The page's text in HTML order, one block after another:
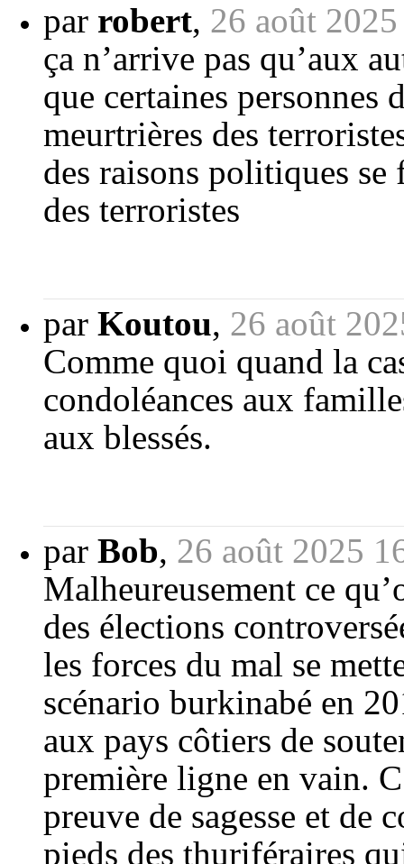
par robert, 26 août
ça n’arrive pas qu’aux
que certaines personnes
meurtrières des
des raisons politiques
des terroristes
par Koutou, 26 août
Comme quoi quand la
condoléances aux
aux blessés.
par Bob, 26 août 2025
Malheureusement ce
des élections
les forces du mal se
scénario burkinabé en
aux pays côtiers de
première ligne en vain.
preuve de sagesse et de
pieds des thuriféraires